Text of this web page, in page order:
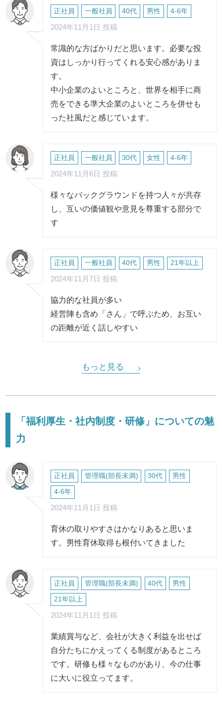
正社員 一般社員 40代 男性 4-6年
2024年11月1日 投稿
常識的な方ばかりだと思います。必要な投
資はしっかり行ってくれる安心感がありま
す。
中小企業のよいところと、世界を相手に商
売をできる準大企業のよいところを併せも
った社風だと感じています。
正社員 一般社員 30代 女性 4-6年
2024年11月6日 投稿
様々なバックグラウンドを持つ人々が共存
し、互いの価値観や意見を尊重する部分で
す
正社員 一般社員 40代 男性 21年以上
2024年11月7日 投稿
協力的な社員が多い
経営陣も含め「さん」で呼ぶため、お互い
の距離が近く話しやすい
もっと見る
「福利厚生・社内制度・研修」についての魅
力
正社員 管理職(部長未満) 30代 男性
4-6年
2024年11月1日 投稿
育休の取りやすさはかなりあると思いま
す。男性育休取得も根付いてきました
正社員 管理職(部長未満) 40代 男性
21年以上
2024年11月1日 投稿
業績賞与など、会社が大きく利益を出せば
自分たちにかえってくる制度があるところ
です。研修も様々なものがあり、今の仕事
に大いに役立ってます。